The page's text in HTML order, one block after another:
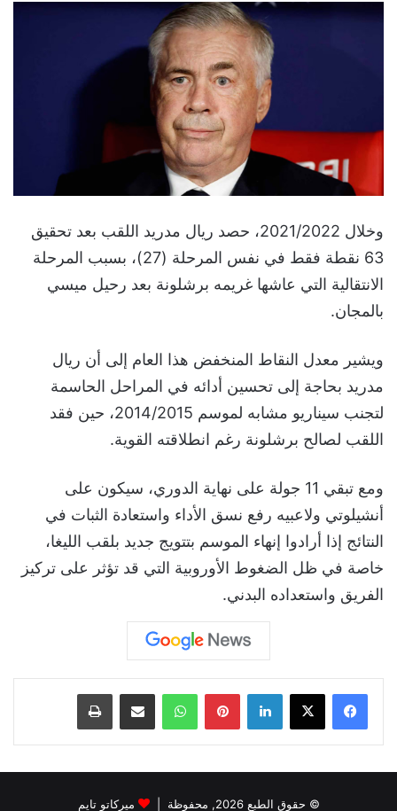
وخلال 2021/2022، حصد ريال مدريد اللقب بعد تحقيق
63 نقطة فقط في نفس المرحلة (27)، بسبب المرحلة
الانتقالية التي عاشها غريمه برشلونة بعد رحيل ميسي
بالمجان.
ويشير معدل النقاط المنخفض هذا العام إلى أن ريال
مدريد بحاجة إلى تحسين أدائه في المراحل الحاسمة
لتجنب سيناريو مشابه لموسم 2014/2015، حين فقد
اللقب لصالح برشلونة رغم انطلاقته القوية.
ومع تبقي 11 جولة على نهاية الدوري، سيكون على
أنشيلوتي ولاعبيه رفع نسق الأداء واستعادة الثبات في
النتائج إذا أرادوا إنهاء الموسم بتتويج جديد بلقب الليغا،
خاصة في ظل الضغوط الأوروبية التي قد تؤثر على تركيز
الفريق واستعداده البدني.
لينكدإن بينتيريست واتساب
© حقوق الطبع 2026, محفوظة | ميركاتو تايم